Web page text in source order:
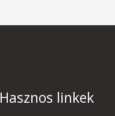
Hasznos linkek